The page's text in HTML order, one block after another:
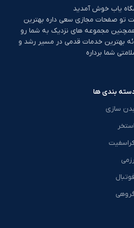
یاب خوش آمدید
تو صفحات مجازی سعی داره بهترین
مجموعه های نزدیک به شما رو
بهترین خدمات قدمی در مسیر رشد و
شما برداره
بندی ها
بدن سازی
استخر
رزمی
فوتبال